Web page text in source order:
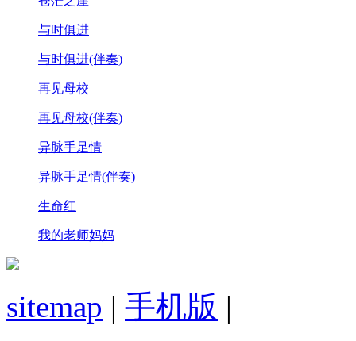
与时俱进
与时俱进(伴奏)
再见母校
再见母校(伴奏)
异脉手足情
异脉手足情(伴奏)
生命红
我的老师妈妈
sitemap | 手机版 |